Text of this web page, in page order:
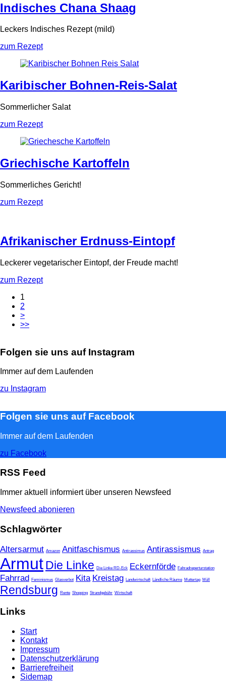
Indisches Chana Shaag
Leckers Indisches Rezept (mild)
zum Rezept
Karibischer Bohnen-Reis-Salat
Sommerlicher Salat
zum Rezept
Griechische Kartoffeln
Sommerliches Gericht!
zum Rezept
Afrikanischer Erdnuss-Eintopf
Leckerer vegetarischer Eintopf, der Freude macht!
zum Rezept
1
2
>
>>
Folgen sie uns auf Instagram
Immer auf dem Laufenden
zu Instagram
Folgen sie uns auf Facebook
Immer auf dem Laufenden
zu Facebook
RSS Feed
Immer aktuell informiert über unseren Newsfeed
Newsfeed abonieren
Schlagwörter
Altersarmut Amazon Anitfaschismus Antirassimus Antirassismus Antrag
ArmutDie Linke Die Linke RD-Eck Eckernförde Fahradreperturstation
Fahrrad Feminismus Glasverbot Kita Kreistag Landwirtschaft Ländliche Räume Muttertag Müll
Rendsburg Rente Shopping Strandgebühr Wirtschaft
Links
Start
Kontakt
Impressum
Datenschutzerklärung
Barrierefreiheit
Sidemap